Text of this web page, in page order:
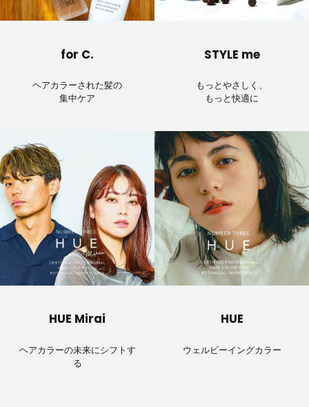
for C.
ヘアカラーされた髪の
集中ケア
STYLE me
もっとやさしく、
もっと快適に
HUE Mirai
ヘアカラーの未来にシフトす
る
HUE
ウェルビーイングカラー